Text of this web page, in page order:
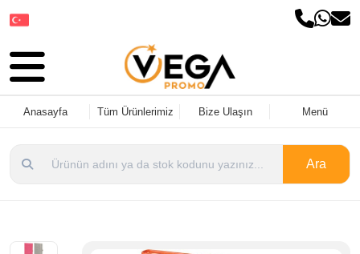
Anasayfa Tüm Ürünlerimiz Bize Ulaşın Menü
Ara